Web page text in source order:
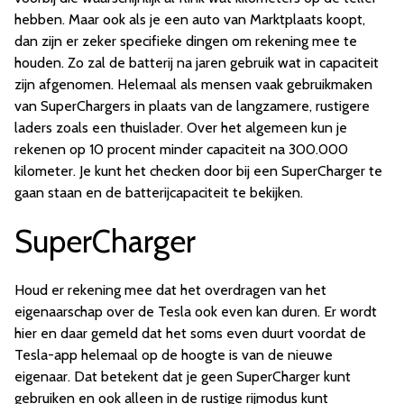
hebben. Maar ook als je een auto van Marktplaats koopt,
dan zijn er zeker specifieke dingen om rekening mee te
houden. Zo zal de batterij na jaren gebruik wat in capaciteit
zijn afgenomen. Helemaal als mensen vaak gebruikmaken
van SuperChargers in plaats van de langzamere, rustigere
laders zoals een thuislader. Over het algemeen kun je
rekenen op 10 procent minder capaciteit na 300.000
kilometer. Je kunt het checken door bij een SuperCharger te
gaan staan en de batterijcapaciteit te bekijken.
SuperCharger
Houd er rekening mee dat het overdragen van het
eigenaarschap over de Tesla ook even kan duren. Er wordt
hier en daar gemeld dat het soms even duurt voordat de
Tesla-app helemaal op de hoogte is van de nieuwe
eigenaar. Dat betekent dat je geen SuperCharger kunt
gebruiken en ook alleen in de rustige rijmodus kunt